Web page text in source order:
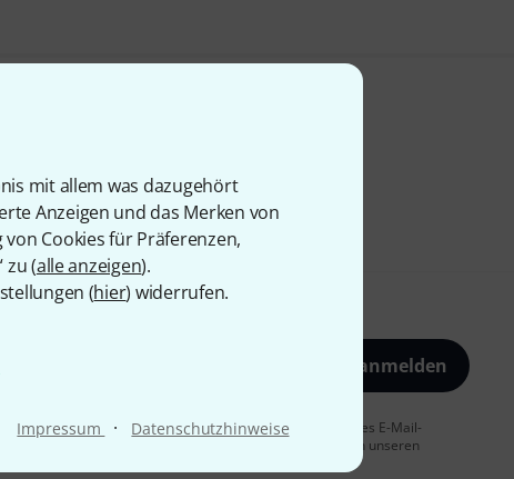
mit allem was dazugehört
Anzeigen und das Merken von
Cookies für Präferenzen,
zu (alle anzeigen).
(hier) widerrufen.
Impressum · Datenschutzhinweise
Jetzt anmelden
Sie dem Erhalt von E-Mail-Werbung und einer Messung des E-Mail-
ist jederzeit möglich. Weitere Informationen finden Sie in unseren